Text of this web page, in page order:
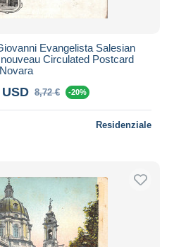
Evangelista Salesian
Circulated Postcard
Novara
8,72 € -20%
Residenziale